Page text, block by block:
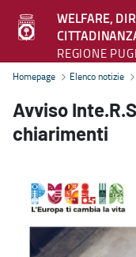
WELFARE,
REGIONE
Avviso Inte.R.SS.eca –
Homepage Elenco notizie
Avviso
chiarimenti